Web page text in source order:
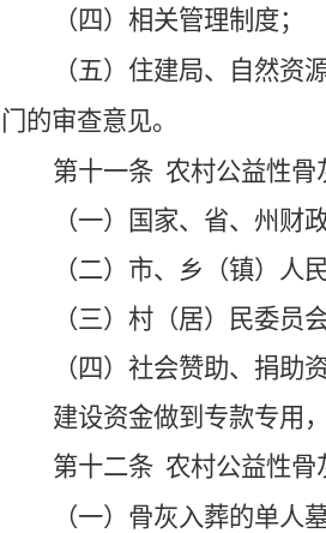
（四）相关管理制度；
（五） 住建局、自然资
门的审查意见。
第十一条 农村公益性骨
（一）国家、省、 州 财
（二） 市、乡（镇）人
（三）村（居）民委员
（四）社会赞助、捐助
建设资金做到专款专用
第十二条 农村公益性骨
（一）骨灰入葬的单人